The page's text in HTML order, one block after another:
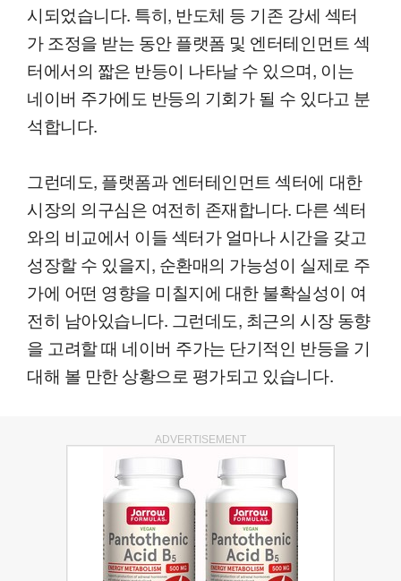
시되었습니다. 특히, 반도체 등 기존 강세 섹터
가 조정을 받는 동안 플랫폼 및 엔터테인먼트 섹
터에서의 짧은 반등이 나타날 수 있으며, 이는
네이버 주가에도 반등의 기회가 될 수 있다고 분
석합니다.
그런데도, 플랫폼과 엔터테인먼트 섹터에 대한
시장의 의구심은 여전히 존재합니다. 다른 섹터
와의 비교에서 이들 섹터가 얼마나 시간을 갖고
성장할 수 있을지, 순환매의 가능성이 실제로 주
가에 어떤 영향을 미칠지에 대한 불확실성이 여
전히 남아있습니다. 그런데도, 최근의 시장 동향
을 고려할 때 네이버 주가는 단기적인 반등을 기
대해 볼 만한 상황으로 평가되고 있습니다.
ADVERTISEMENT